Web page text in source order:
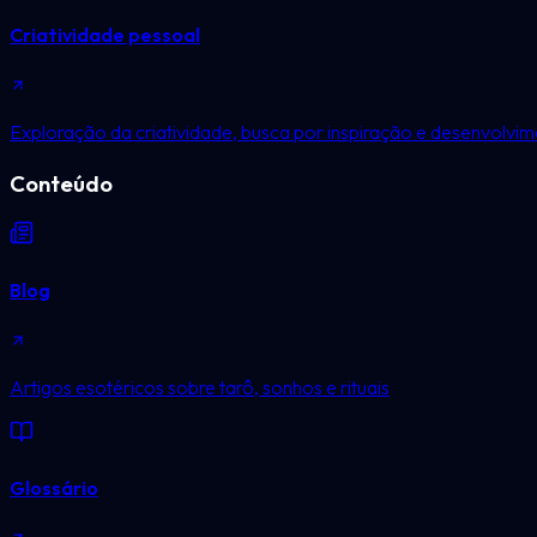
Criatividade pessoal
Exploração da criatividade, busca por inspiração e
Conteúdo
Blog
Artigos esotéricos sobre tarô, sonhos e rituais
Glossário